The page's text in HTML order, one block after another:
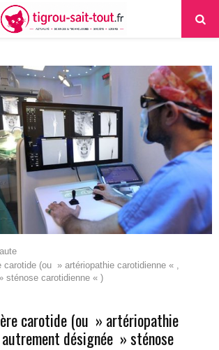
carotide (ou » artériopathie carotidienne « ,
sténose carotidienne « )
carotide (ou » artériopathie
désignée » sténose